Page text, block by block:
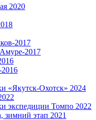
2020
2017
2017
«Якутск-Охотск» 2024
экспедиции Томпо 2022
зимний этап 2021